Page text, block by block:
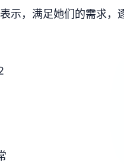
示，满足她们的需求，